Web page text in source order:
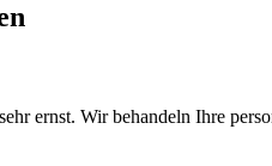
ernst. Wir behandeln Ihre